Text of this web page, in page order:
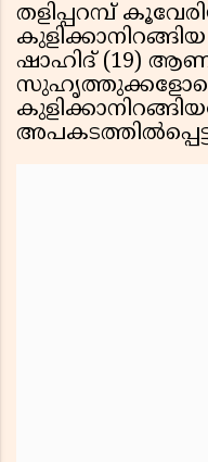
തളിപ്പറമ്പ്
കുളിക്കാനിറങ്ങിയ
ഷാഹിദ് (19) ആണ്